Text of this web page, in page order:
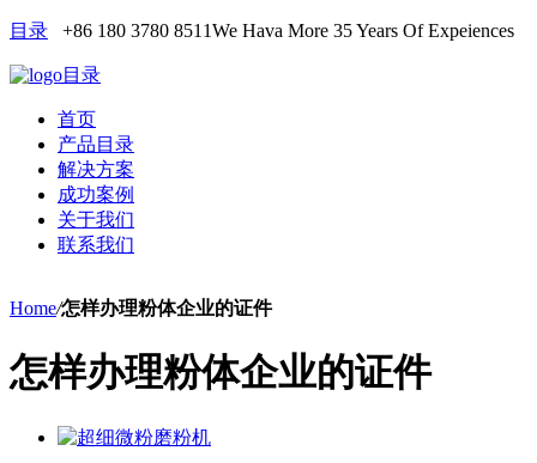
目录 +86 180 3780 8511We Hava More 35 Years Of Expeiences
目录
首页
产品目录
解决方案
成功案例
关于我们
联系我们
Home/怎样办理粉体企业的证件
怎样办理粉体企业的证件